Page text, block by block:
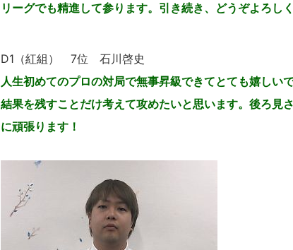
リーグでも精進して参ります。引き続き、どうぞよろし
D1（紅組） 7位 石川啓史
人生初めてのプロの対局で無事昇級できてとても嬉しい
結果を残すことだけ考えて攻めたいと思います。後ろ見
に頑張ります！